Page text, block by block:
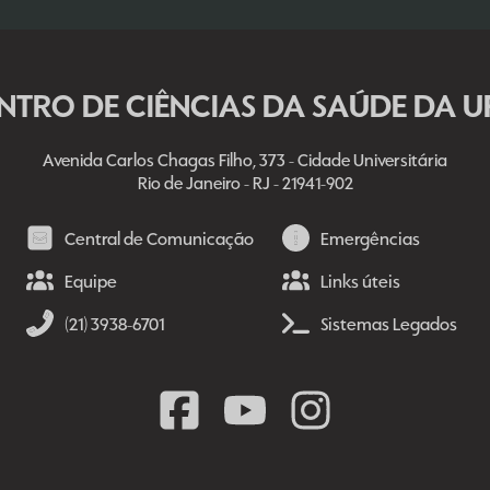
DE CIÊNCIAS DA SAÚDE DA
Avenida Carlos Chagas Filho, 373 - Cidade Universitária
Rio de Janeiro - RJ - 21941-902
Central de Comunicação
Equipe
(21) 3938-6701
Emergências
Links úteis
Sistemas Legados